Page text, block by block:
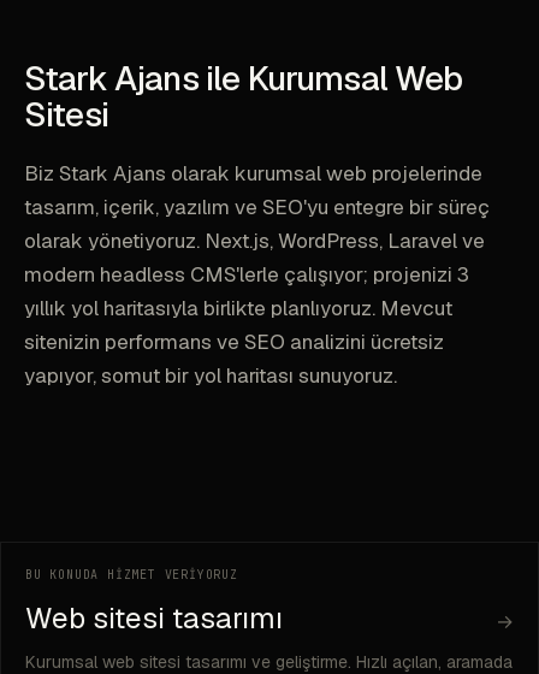
Stark Ajans ile Kurumsal Web
Sitesi
Biz Stark Ajans olarak kurumsal web projelerinde
tasarım, içerik, yazılım ve SEO'yu entegre bir süreç
olarak yönetiyoruz. Next.js, WordPress, Laravel ve
modern headless CMS'lerle çalışıyor; projenizi 3
yıllık yol haritasıyla birlikte planlıyoruz. Mevcut
sitenizin performans ve SEO analizini ücretsiz
yapıyor, somut bir yol haritası sunuyoruz.
BU KONUDA HİZMET VERİYORUZ
Web sitesi tasarımı →
Kurumsal web sitesi tasarımı ve geliştirme. Hızlı açılan, aramada